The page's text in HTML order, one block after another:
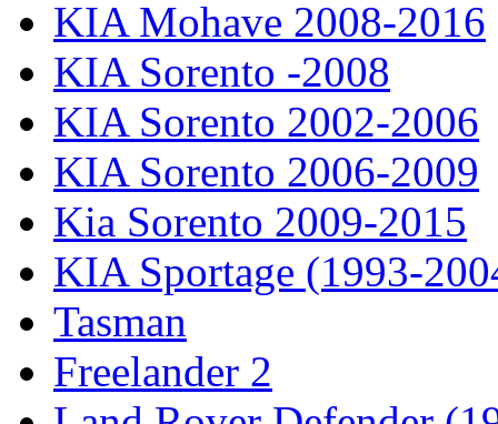
KIA Mohave 2008-2016
KIA Sorento -2008
KIA Sorento 2002-2006
KIA Sorento 2006-2009
Kia Sorento 2009-2015
KIA Sportage (1993-
Tasman
Freelander 2